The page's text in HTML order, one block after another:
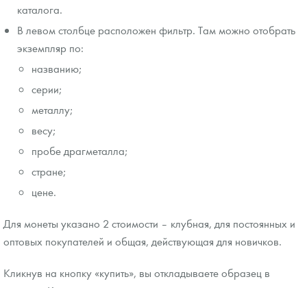
каталога.
В левом столбце расположен фильтр. Там можно отобрать
экземпляр по:
названию;
серии;
металлу;
весу;
пробе драгметалла;
стране;
цене.
Для монеты указано 2 стоимости – клубная, для постоянных и
оптовых покупателей и общая, действующая для новичков.
Кликнув на кнопку «купить», вы откладываете образец в